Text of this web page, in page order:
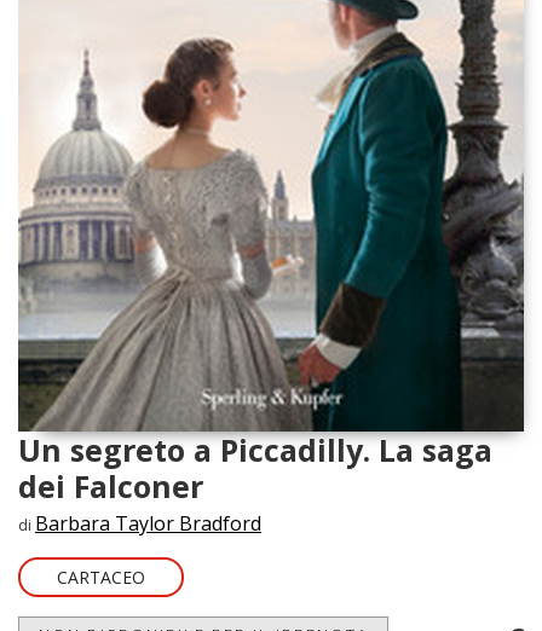
Un segreto a Piccadilly. La saga
dei Falconer
di Barbara Taylor Bradford
CARTACEO